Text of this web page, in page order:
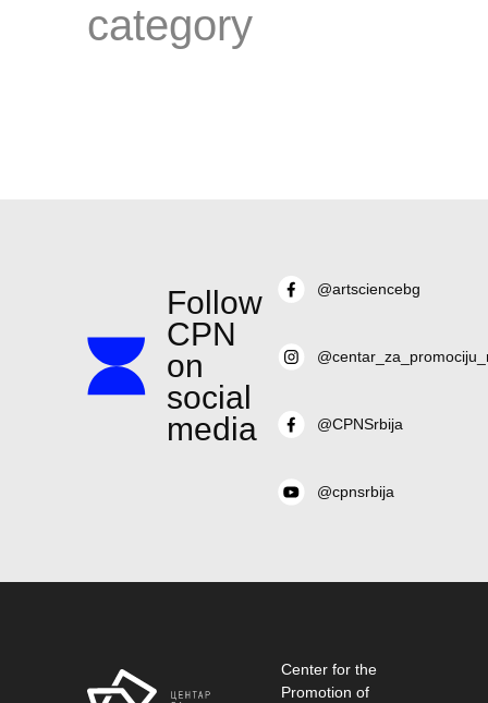
category
Follow
CPN
on
social
media
@artsciencebg
@CPNSrbija
@cpnsrbija
Center for the
Promotion of